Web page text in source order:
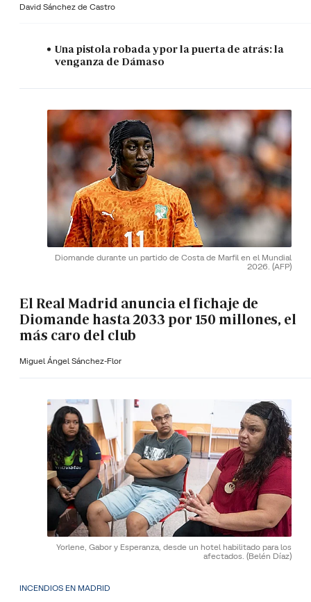
David Sánchez de Castro
Una pistola robada y por la puerta de atrás: la
venganza de Dámaso
Diomande durante un partido de Costa de Marfil en el Mundial
2026. (AFP)
El Real Madrid anuncia el fichaje de
Diomande hasta 2033 por 150 millones, el
más caro del club
Miguel Ángel Sánchez-Flor
Yorlene, Gabor y Esperanza, desde un hotel habilitado para los
afectados. (Belén Díaz)
INCENDIOS EN MADRID